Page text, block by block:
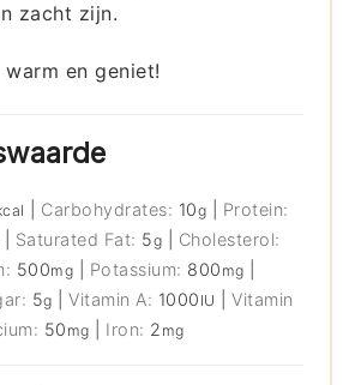
zacht zijn.
warm en geniet!
Carbohydrates: 10g
Protein:
Saturated Fat: 5g
Cholesterol:
500mg Potassium: 800 mg
5g |Vitamin A: 1000 IU |Vitamin
50 mg Iron: 2 mg